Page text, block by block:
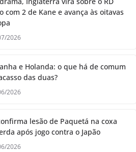
com 2 de Kane e avança às oitavas
2026
e Holanda: o que há de comum
das duas?
2026
lesão de Paquetá na coxa
após jogo contra o Japão
2026